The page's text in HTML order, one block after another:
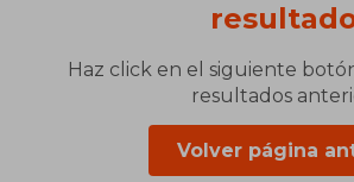
Haz click en el siguiente
resultados
Volver página